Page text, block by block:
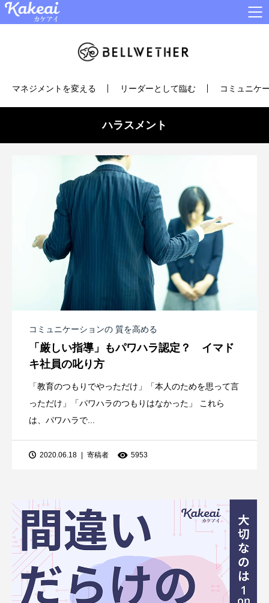
マネジメントを変える リーダーとして臨む コミュニケ
ハラスメント
コミュニケーションの 質を高める
「厳しい指導」もパワハラ認定？ イマド
キ社員の叱り方
「教育のつもりでやっただけ」「本人のためを思って言
っただけ」「パワハラのつもりはなかった」 これら
は、パワハラで...
2020.06.18 寄稿者 5953